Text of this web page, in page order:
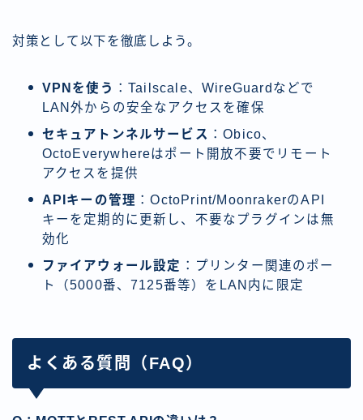
対策として以下を徹底しよう。
VPNを使う ：Tailscale、WireGuardなどで
LAN外からの安全なアクセスを確保
セキュアトンネルサービス ：Obico、
OctoEverywhereはポート開放不要でリモート
アクセスを提供
APIキーの管理 ：OctoPrint/MoonrakerのAPI
キーを定期的に更新し、不要なプラグインは無
効化
ファイアウォール設定 ：プリンター関連のポー
ト（5000番、7125番等）をLAN内に限定
よくある質問（FAQ）